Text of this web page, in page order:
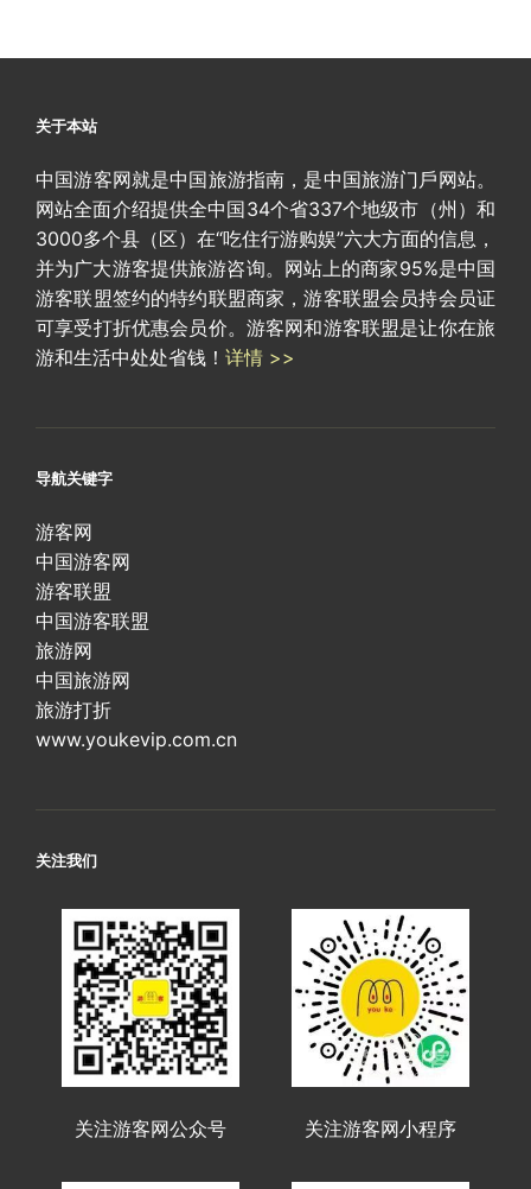
关于本站
中国游客网就是中国旅游指南，是中国旅游门戶网站。
网站全面介绍提供全中国34个省337个地级市（州）和
3000多个县（区）在“吃住行游购娱”六大方面的信息，
并为广大游客提供旅游咨询。网站上的商家95%是中国
游客联盟签约的特约联盟商家，游客联盟会员持会员证
可享受打折优惠会员价。游客网和游客联盟是让你在旅
游和生活中处处省钱！ 详情 >>
导航关键字
游客网
中国游客网
游客联盟
中国游客联盟
旅游网
中国旅游网
旅游打折
www.youkevip.com.cn
关注我们
关注游客网公众号 关注游客网小程序